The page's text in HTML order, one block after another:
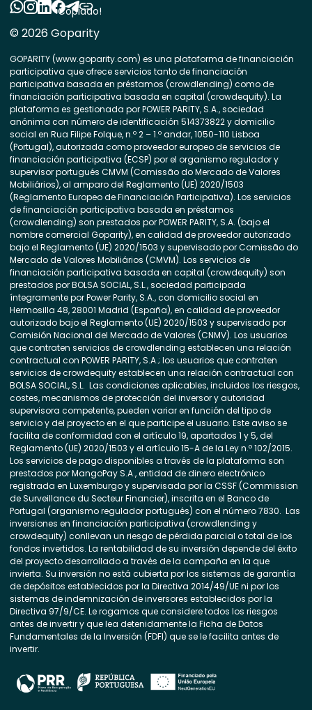
© 2026 Goparity
GOPARITY (www.goparity.com) es una plataforma de financiación
participativa que ofrece servicios tanto de financiación
participativa basada en préstamos (crowdlending) como de
financiación participativa basada en capital (crowdequity). La
plataforma es gestionada por POWER PARITY, S.A., sociedad
anónima con número de identificación 514373822 y domicilio
social en Rua Filipe Folque, n.º 2 – 1.º andar, 1050-110 Lisboa
(Portugal), autorizada como proveedor europeo de servicios de
financiación participativa (ECSP) por el organismo regulador y
supervisor portugués CMVM (Comissão do Mercado de Valores
Mobiliários), al amparo del Reglamento (UE) 2020/1503
(Reglamento Europeo de Financiación Participativa). Los servicios
de financiación participativa basada en préstamos
(crowdlending) son prestados por POWER PARITY, S.A. (bajo el
nombre comercial Goparity), en calidad de proveedor autorizado
bajo el Reglamento (UE) 2020/1503 y supervisado por Comissão do
Mercado de Valores Mobiliários (CMVM). Los servicios de
financiación participativa basada en capital (crowdequity) son
prestados por BOLSA SOCIAL, S.L., sociedad participada
íntegramente por Power Parity, S.A., con domicilio social en
Hermosilla 48, 28001 Madrid (España), en calidad de proveedor
autorizado bajo el Reglamento (UE) 2020/1503 y supervisado por
Comisión Nacional del Mercado de Valores (CNMV). Los usuarios
que contraten servicios de crowdlending establecen una relación
contractual con POWER PARITY, S.A.; los usuarios que contraten
servicios de crowdequity establecen una relación contractual con
BOLSA SOCIAL, S.L. Las condiciones aplicables, incluidos los riesgos,
costes, mecanismos de protección del inversor y autoridad
supervisora competente, pueden variar en función del tipo de
servicio y del proyecto en el que participe el usuario. Este aviso se
facilita de conformidad con el artículo 19, apartados 1 y 5, del
Reglamento (UE) 2020/1503 y el artículo 15-A de la Ley n.º 102/2015.
Los servicios de pago disponibles a través de la plataforma son
prestados por MangoPay S.A., entidad de dinero electrónico
registrada en Luxemburgo y supervisada por la CSSF (Commission
de Surveillance du Secteur Financier), inscrita en el Banco de
Portugal (organismo regulador portugués) con el número 7830. Las
inversiones en financiación participativa (crowdlending y
crowdequity) conllevan un riesgo de pérdida parcial o total de los
fondos invertidos. La rentabilidad de su inversión depende del éxito
del proyecto desarrollado a través de la campaña en la que
invierta. Su inversión no está cubierta por los sistemas de garantía
de depósitos establecidos por la Directiva 2014/49/UE ni por los
sistemas de indemnización de inversores establecidos por la
Directiva 97/9/CE. Le rogamos que considere todos los riesgos
antes de invertir y que lea detenidamente la Ficha de Datos
Fundamentales de la Inversión (FDFI) que se le facilita antes de
invertir.
Copiado!